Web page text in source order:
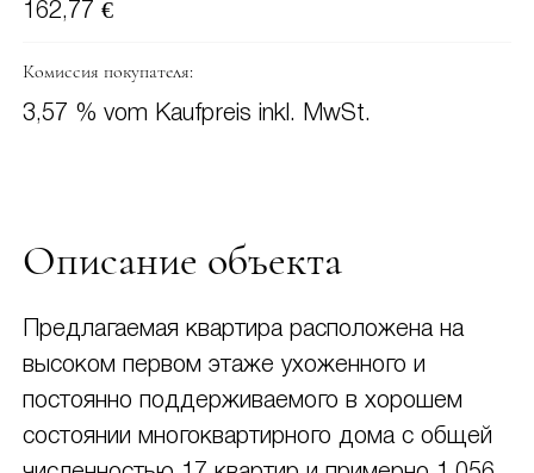
162,77 €
Комиссия покупателя:
3,57 % vom Kaufpreis inkl. MwSt.
Описание объекта
Предлагаемая квартира расположена на
высоком первом этаже ухоженного и
постоянно поддерживаемого в хорошем
состоянии многоквартирного дома с общей